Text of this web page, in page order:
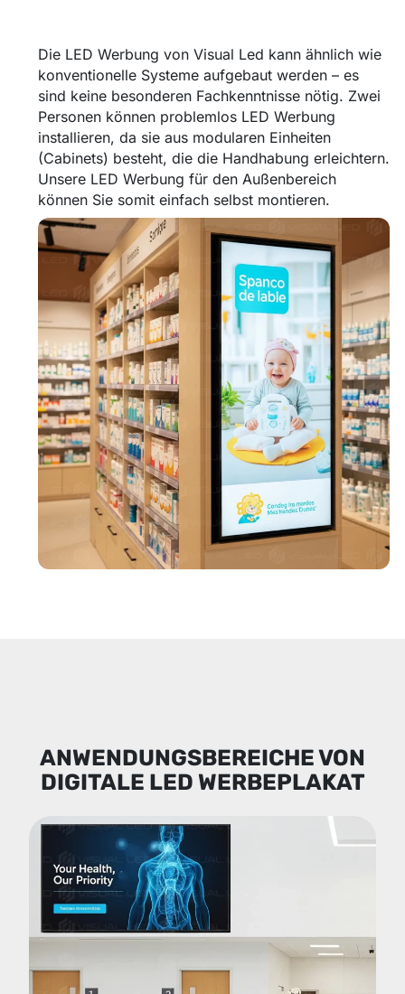
Die LED Werbung von Visual Led kann ähnlich wie
konventionelle Systeme aufgebaut werden – es
sind keine besonderen Fachkenntnisse nötig. Zwei
Personen können problemlos LED Werbung
installieren, da sie aus modularen Einheiten
(Cabinets) besteht, die die Handhabung erleichtern.
Unsere LED Werbung für den Außenbereich
können Sie somit einfach selbst montieren.
ANWENDUNGSBEREICHE VON
DIGITALE LED WERBEPLAKAT